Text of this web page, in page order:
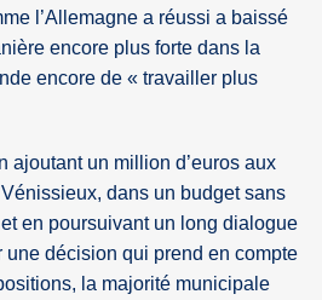
l’Allemagne a réussi a baissé
encore plus forte dans la
encore de « travailler plus
ajoutant un million d’euros aux
dans un budget sans
en poursuivant un long dialogue
décision qui prend en compte
la majorité municipale